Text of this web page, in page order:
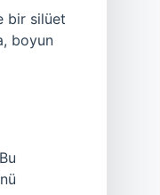
bir silüet
boyun